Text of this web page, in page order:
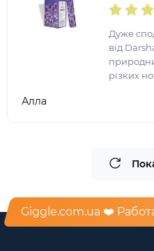
Дуже
від
різких
Алла
Giggle.com.ua ❤️